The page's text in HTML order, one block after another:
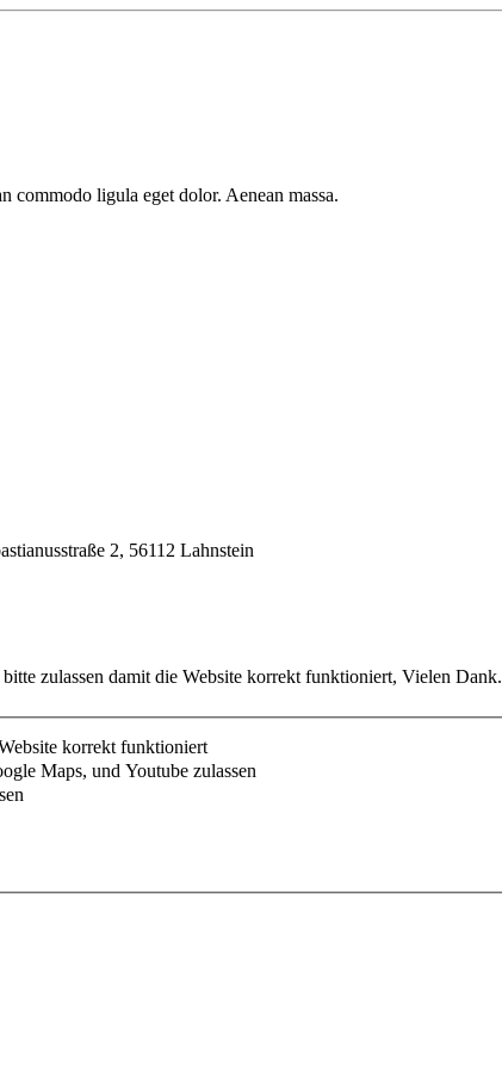
commodo ligula eget dolor. Aenean massa.
2, 56112 Lahnstein
zulassen damit die Website korrekt funktioniert, Vielen Dank.
korrekt funktioniert
Maps, und Youtube zulassen